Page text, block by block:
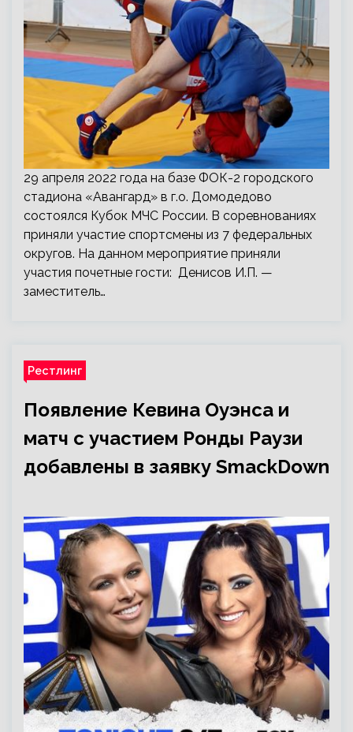
29 апреля 2022 года на базе ФОК-2 городского
стадиона «Авангард» в г.о. Домодедово
состоялся Кубок МЧС России. В соревнованиях
приняли участие спортсмены из 7 федеральных
округов. На данном мероприятие приняли
участия почетные гости: Денисов И.П. —
заместитель…
Рестлинг
Появление Кевина Оуэнса и
матч с участием Ронды Раузи
добавлены в заявку SmackDown